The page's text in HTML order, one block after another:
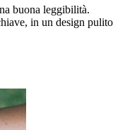
buona leggibilità.
in un design pulito